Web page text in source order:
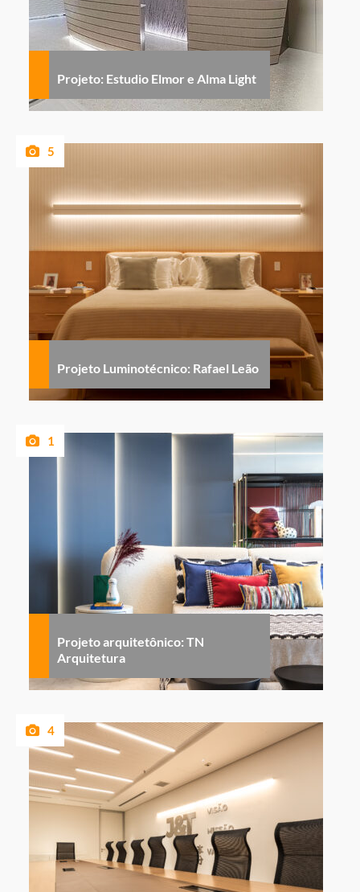
Projeto: Estudio Elmor e Alma Light
5
Projeto Luminotécnico: Rafael Leão
1
Projeto arquitetônico: TN
Arquitetura
4